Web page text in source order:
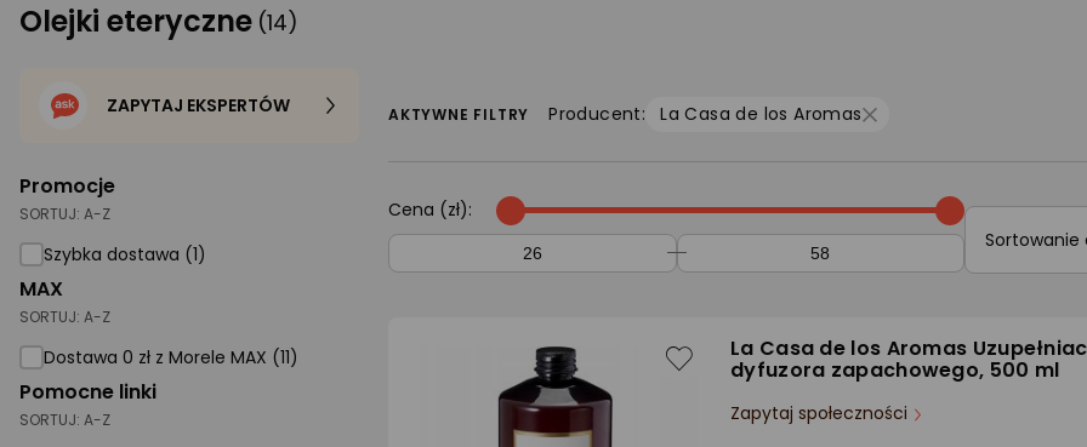
Komputery
Gaming
Telewizory i audio
Foto i kamery
AGD duże
Dom i ogród
Biuro i firma
Olejki eteryczne (14)
Promocje
SORTUJ: A-Z
Szybka dostawa (1)
MAX
SORTUJ: A-Z
Dostawa 0 zł z Morele MAX (11)
Pomocne linki
SORTUJ: A-Z
ZAPYTAJ EKSPERTÓW AKTYWNE FILTRY Producent: La Casa de los Aromas
Cena (zł):
Sortowanie
La Casa de los Aromas
dyfuzora zapachowego, 500 ml
Zapytaj społeczności